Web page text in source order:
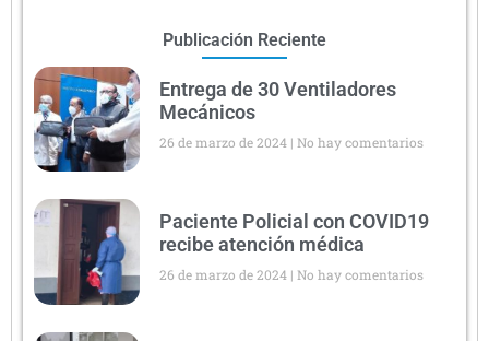
Publicación Reciente
Entrega de 30 Ventiladores
Mecánicos
26 de marzo de 2024 No hay comentarios
Paciente Policial con COVID19
recibe atención médica
26 de marzo de 2024 No hay comentarios